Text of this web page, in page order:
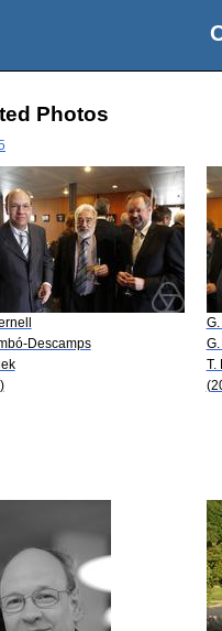
Photos
Descamps
T.